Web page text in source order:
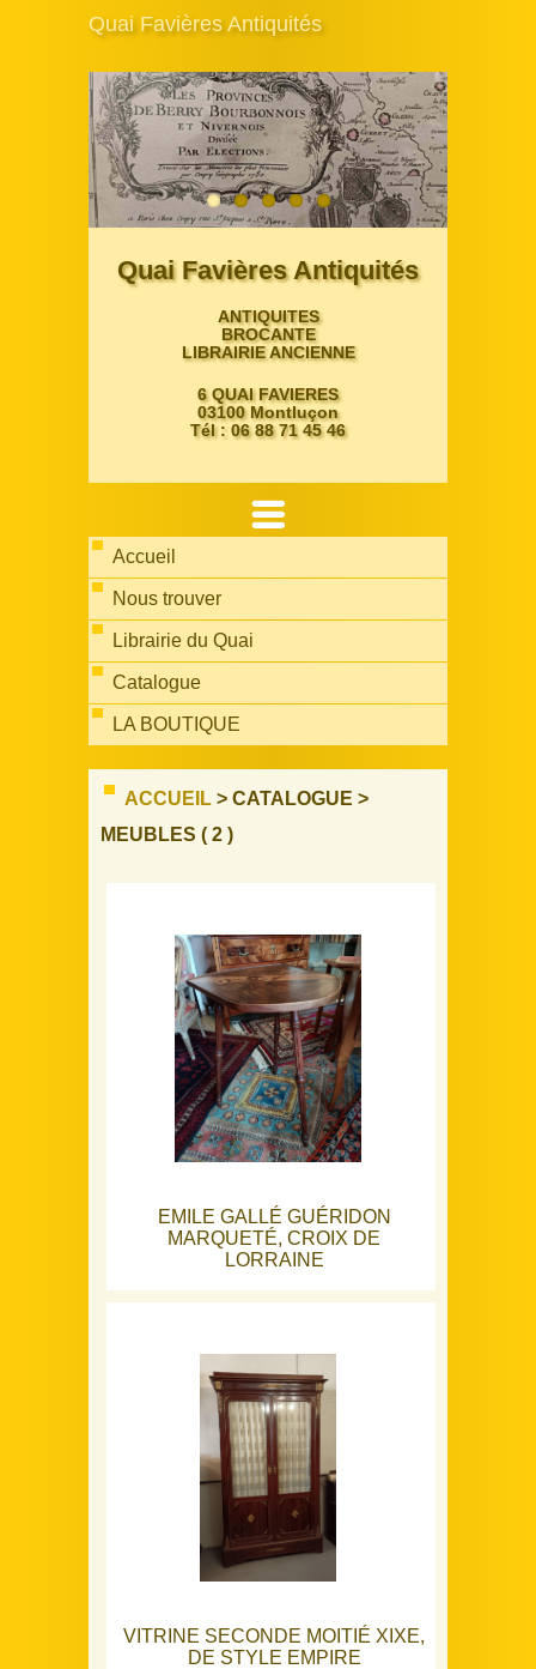
Quai Favières Antiquités
Quai Favières Antiquités
ANTIQUITES
BROCANTE
LIBRAIRIE ANCIENNE
6 QUAI FAVIERES
03100 Montluçon
Tél : 06 88 71 45 46
Accueil
Nous trouver
Librairie du Quai
Catalogue
LA BOUTIQUE
ACCUEIL > CATALOGUE >
MEUBLES ( 2 )
EMILE GALLÉ GUÉRIDON
MARQUETÉ, CROIX DE
LORRAINE
VITRINE SECONDE MOITIÉ XIXE,
DE STYLE EMPIRE